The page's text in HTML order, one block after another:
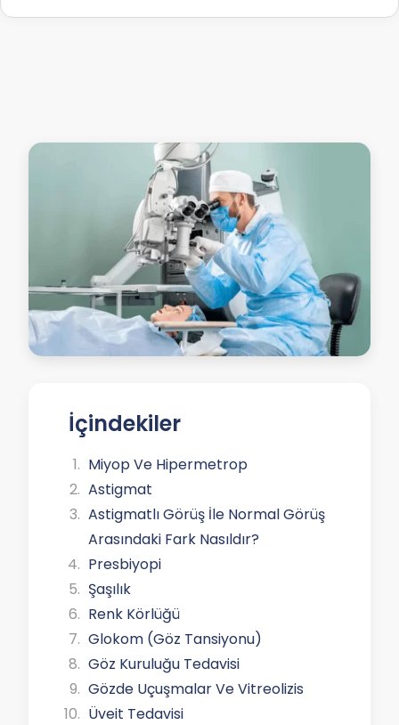
İçindekiler
Miyop Ve Hipermetrop
Astigmat
Astigmatlı Görüş İle Normal Görüş
Arasındaki Fark Nasıldır?
Presbiyopi
Şaşılık
Renk Körlüğü
Glokom (Göz Tansiyonu)
Göz Kuruluğu Tedavisi
Gözde Uçuşmalar Ve Vitreolizis
Üveit Tedavisi